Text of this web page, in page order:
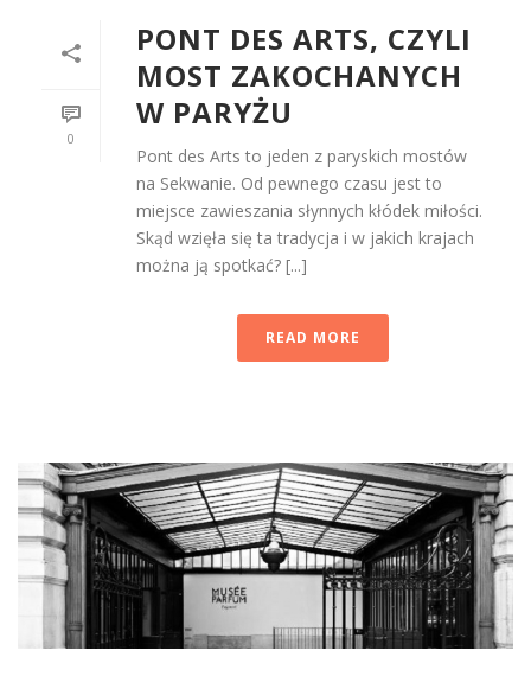
0
PONT DES ARTS, CZYLI
MOST ZAKOCHANYCH
W PARYŻU
Pont des Arts to jeden z paryskich mostów
na Sekwanie. Od pewnego czasu jest to
miejsce zawieszania słynnych kłódek miłości.
Skąd wzięła się ta tradycja i w jakich krajach
można ją spotkać? [...]
READ MORE